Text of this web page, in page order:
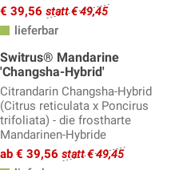
€ 39,56 statt € 49,45
lieferbar
Switrus® Mandarine
'Changsha-Hybrid'
Citrandarin Changsha-Hybrid
(Citrus reticulata x Poncirus
trifoliata) - die frostharte
Mandarinen-Hybride
ab € 39,56 statt € 49,45